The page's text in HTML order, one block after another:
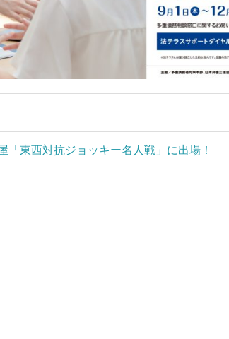
東西対抗ジョッキー名人戦」に出場！